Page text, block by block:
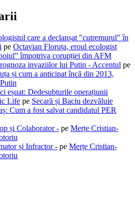
care a declanșat "cutremurul" în
pe Octavian Floruța, eroul ecologist
împotriva corupției din AFM
invaziilor lui Putin - Accentul pe
și cum a anticipat încă din 2013,
eșuat: Dedesubturile operațiunii
Life pe Secară și Baciu dezvăluie
Cum a fost salvat candidatul PER
și Colaborator - pe Merțe Cristian-
și Infractor - pe Merțe Cristian-